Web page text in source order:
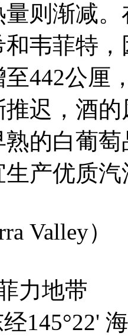
则渐减
韦菲特
442公厘
迟，酒
熟的白葡
生产优质
Valley）
力地带
145°22'